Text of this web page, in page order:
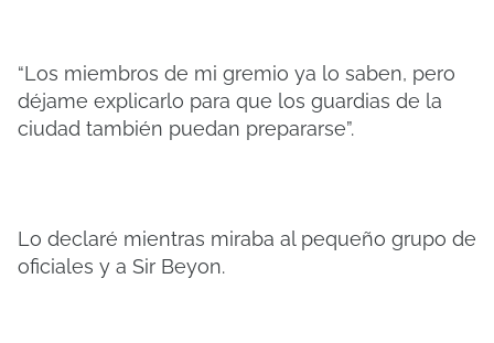
“Los miembros de mi gremio ya lo saben, pero
déjame explicarlo para que los guardias de la
ciudad también puedan prepararse”.
Lo declaré mientras miraba al pequeño grupo de
oficiales y a Sir Beyon.